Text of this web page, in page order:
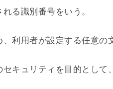
る識別番号をいう。
利用者が設定する任意の
キュリティを目的として